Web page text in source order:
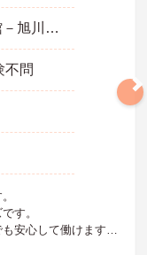
ＪＲ函館本線(函館－旭川)「朝里駅」徒歩15分
不問
す。
安心して働けます。